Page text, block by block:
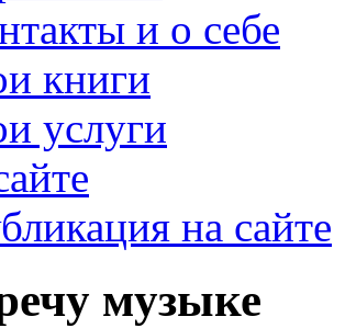
и о себе
книги
услуги
на сайте
музыке